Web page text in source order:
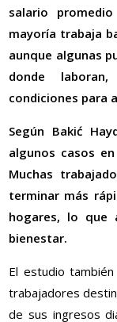
salario
mayoría trabaja
aunque algunas
donde
condiciones para
Según Bakić
algunos casos
Muchas
terminar más
hogares, lo que
bienestar.
El estudio
trabajadores
de sus ingresos